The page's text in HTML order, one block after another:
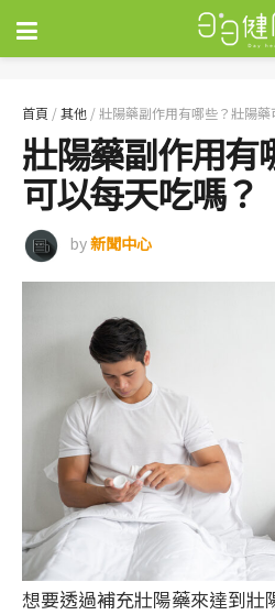
首頁 /其他 /壯陽藥副作用有哪些？壯陽藥
壯陽藥副作用有
可以每天吃嗎？
by新聞中心
想要透過補充壯陽藥來達到壯